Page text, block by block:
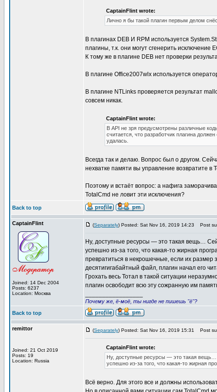
CaptainFlint wrote:
Лично я бы такой плагин первым делом
В плагинах DEB И RPM используется
плагины, т.к. они могут сгенерить исключение
К тому же в плагине DEB нет проверки
В плагине Office2007wlx используется
В плагине NTLinks проверяется результат
совсем никак.
CaptainFlint wrote:
В API не зря предусмотрены различные
считается, что разработчик плагина
удалась.
Всегда так и делаю. Вопрос был о другом.
нехватке памяти вы управление возвратите в
Поэтому и встаёт вопрос: а нафига
TotalCmd не ловит эти исключения?
Back to top
CaptainFlint
Joined: 14 Dec 2004
Posts: 6237
Location: Москва
(Separately) Posted: Sat Nov 16, 2019 14:23 Post
Ну, доступные ресурсы — это такая вещь…
успешно из-за того, что какая-то жирная
превратиться в некрошечные, если их размер
десятигигабайтный файл, плагин начал его
Грохать весь Тотал в такой ситуации
плагин освободит всю эту сожранную им
Почему же, ё-моё, ты нигде не пишешь "ё"?
Back to top
remittor
Joined: 21 Oct 2019
Posts: 19
Location: Russia
(Separately) Posted: Sat Nov 16, 2019 15:31 Post
CaptainFlint wrote:
Ну, доступные ресурсы — это такая вещь…
успешно из-за того, что какая-то жирная
Всё верно. Для этого все и должны